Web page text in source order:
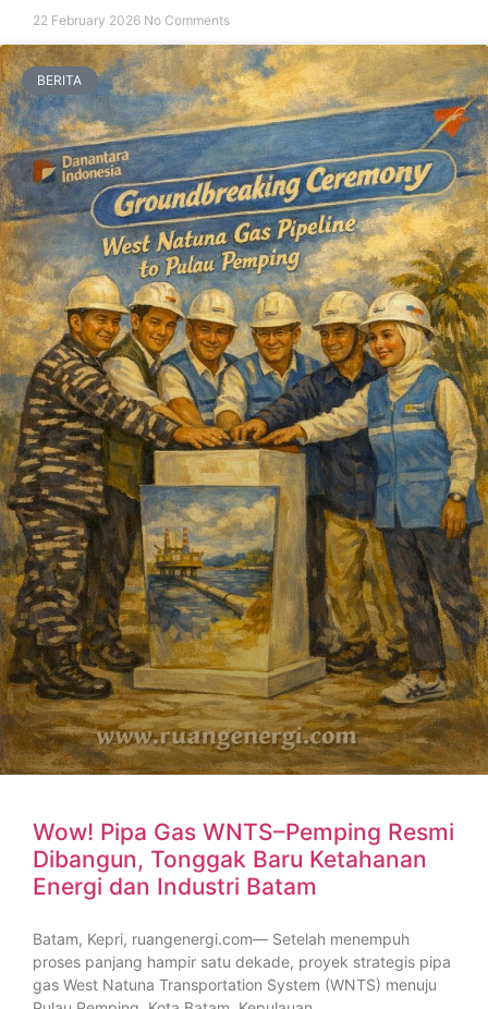
22 February 2026 No Comments
BERITA
Wow! Pipa Gas WNTS–Pemping Resmi
Dibangun, Tonggak Baru Ketahanan
Energi dan Industri Batam
Batam, Kepri, ruangenergi.com— Setelah menempuh
proses panjang hampir satu dekade, proyek strategis pipa
gas West Natuna Transportation System (WNTS) menuju